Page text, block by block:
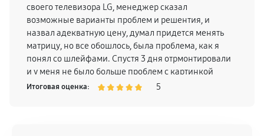
своего телевизора LG, менеджер сказал
возможные варианты проблем и решентия, и
назвал адекватную цену, думал придется менять
матрицу, но все обошлось, была проблема, как я
понял со шлейфами. Спустя 3 дня отрмонтировали
и у меня не было больше проблем с картинкой
телевизора, поэтому смело могу рекомендовать
Итоговая оценка: 5